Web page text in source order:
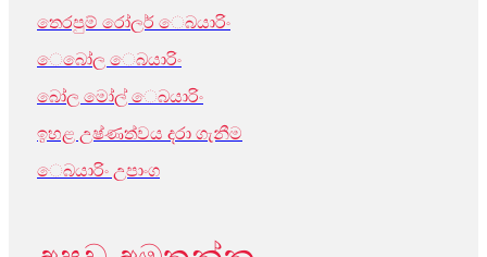
තෙරපුම් රෝලර් ෙබයාරිං
ෙබෝල ෙබයාරිං
බෝල මෝල් ෙබයාරිං
ඉහළ උෂ්ණත්වය දරා ගැනීම
ෙබයාරිං උපාංග